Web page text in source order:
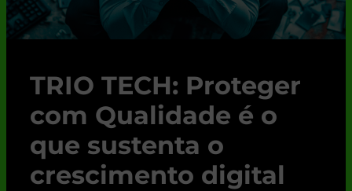
TRIO TECH: Proteger
com Qualidade é o
que sustenta o
crescimento digital